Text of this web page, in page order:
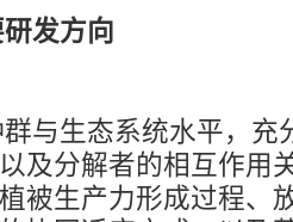
发方向
与生态系统水平，充
及分解者的相互作用
被生产力形成过程、